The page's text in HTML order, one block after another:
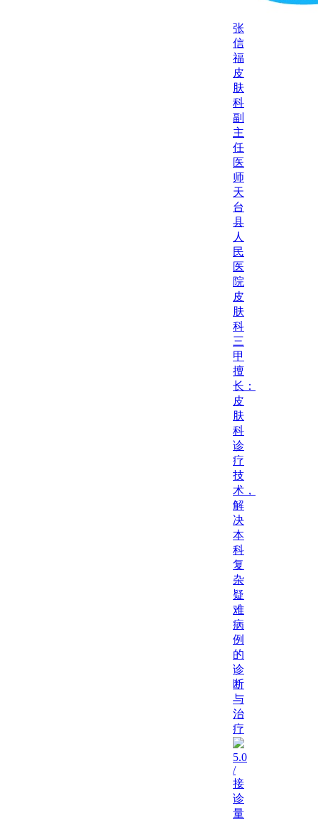
张
信
福
皮
肤
科
副
主
任
医
师
天
台
县
人
民
医
院
皮
肤
科
三
甲
擅
长：
皮
肤
科
诊
疗
技
术，
解
决
本
科
复
杂
疑
难
病
例
的
诊
断
与
治
疗
5.0
/
接
诊
量